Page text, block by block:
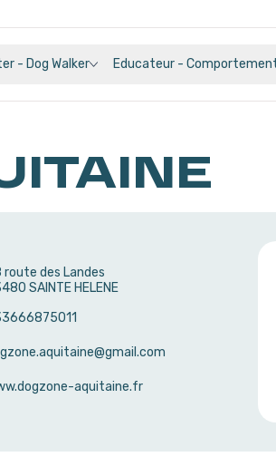
- Dog Walker Educateur -
route des Landes
SAINTE HELENE
aquitaine.fr